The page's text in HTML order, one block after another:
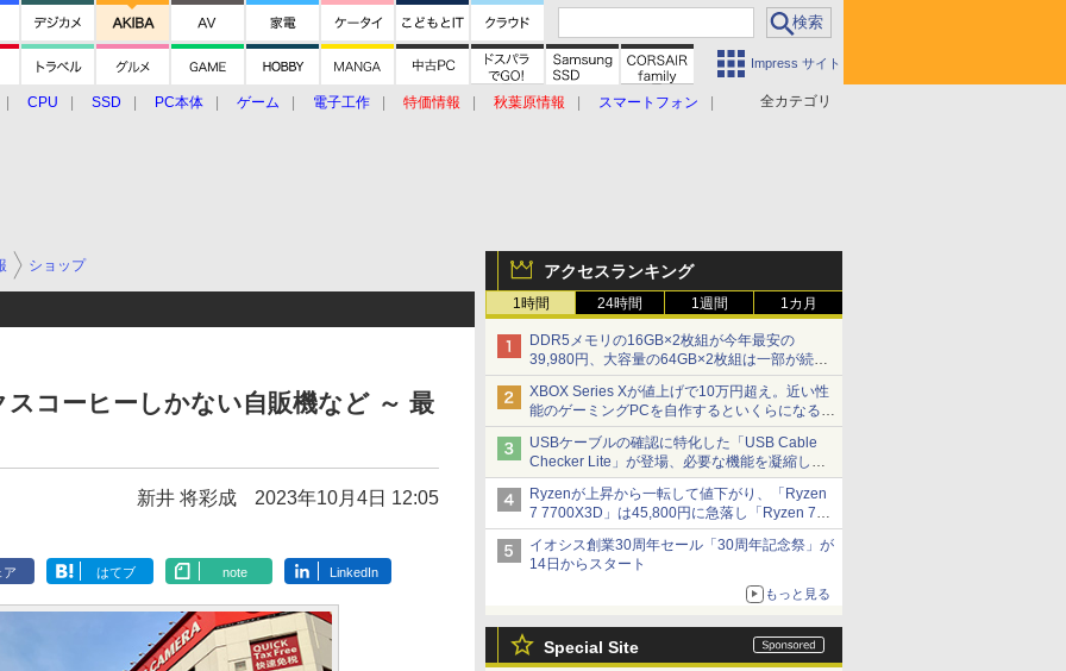
Impress サイト
全カテゴリ
CPU SSD PC本体 ゲーム 電子工作 特価情報 秋葉原情報
スマートフォン
アクセスランキング
1時間 24時間 1週間 1カ月
DDR5メモリの16GB×2枚組が今年最安の
39,980円、大容量の64GB×2枚組は一部が続騰
[8月前半のメモリ価格]
XBOX Series Xが値上げで10万円超え。近い性
能のゲーミングPCを自作するといくらになる？
【石田賀津男の『酒の肴にPCゲーム』】
USBケーブルの確認に特化した「USB Cable
Checker Lite」が登場、必要な機能を凝縮しコ
ンパクトに 7日発売
Ryzenが上昇から一転して値下がり、「Ryzen
7 7700X3D」は45,800円に急落し「Ryzen 7
7800X3D」との価格逆転解消 [8月前半のCPU
価格]
イオシス創業30周年セール「30周年記念祭」が
14日からスタート
もっと見る
Special Site
ショップ
コーヒーしかない自販機など ～ 最
新井 将彩成 2023年10月4日 12:05
ア はてブ note LinkedIn